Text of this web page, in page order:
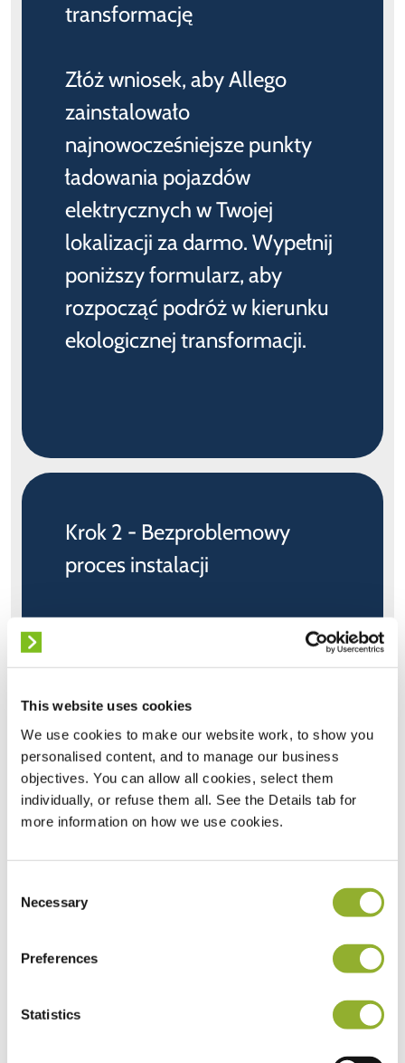
This website uses cookies
We use cookies to make our website work, to show you
personalised content, and to manage our business
objectives. You can allow all cookies, select them
individually, or refuse them all. See the Details tab for
more information on how we use cookies.
Selection
Necessary
Preferences
Statistics
transformację
Złóż wniosek, aby Allego
zainstalowało
najnowocześniejsze punkty
ładowania pojazdów
elektrycznych w Twojej
lokalizacji za darmo. Wypełnij
poniższy formularz, aby
rozpocząć podróż w kierunku
ekologicznej transformacji.
Krok 2 - Bezproblemowy
proces instalacji
Otrzymaj szybką odpowiedź
w ciągu 72 godzin, a następnie
kompleksową ocenę
lokalizacji, aby upewnić się, że
Twoja lokalizacja jest idealnie
dopasowana. Następnie
przystąpimy do łatwej
instalacji stacji ładowania,